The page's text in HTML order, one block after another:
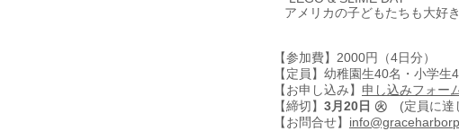
アメリカの子どもたちも大好
【参加費】2000円（4日分）
【定員】幼稚園生40名・小学生
【お申し込み】 申し込みフォー
【締切】 3月20日 ㊋ (定員に達
【お問合せ】